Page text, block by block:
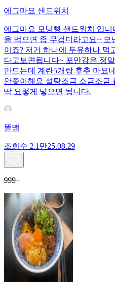
에그마요 샌드위치
에그마요 모닝빵 샌드위치 입
을 먹으면 좀 무겁더라고요~ 모
이죠? 저거 하나에 두유하나 먹
다고보면됩니다~ 포만감은 정
만드는데 계란5개랑 후추 마요
안좋아해요 설탕조금 소금조금
딱 요렇게 넣으면 됩니다.
똘맹
조회수 2.1만25.08.29
999+